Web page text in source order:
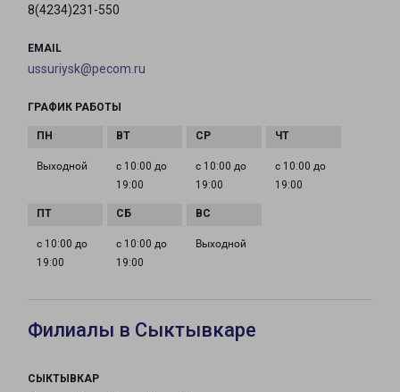
8(4234)231-550
EMAIL
ussuriysk@pecom.ru
ГРАФИК РАБОТЫ
Выходной
с 10:00 до
19:00
с 10:00 до
19:00
с 10:00 до
19:00
с 10:00 до
19:00
с 10:00 до
19:00
Выходной
Филиалы в Сыктывкаре
СЫКТЫВКАР